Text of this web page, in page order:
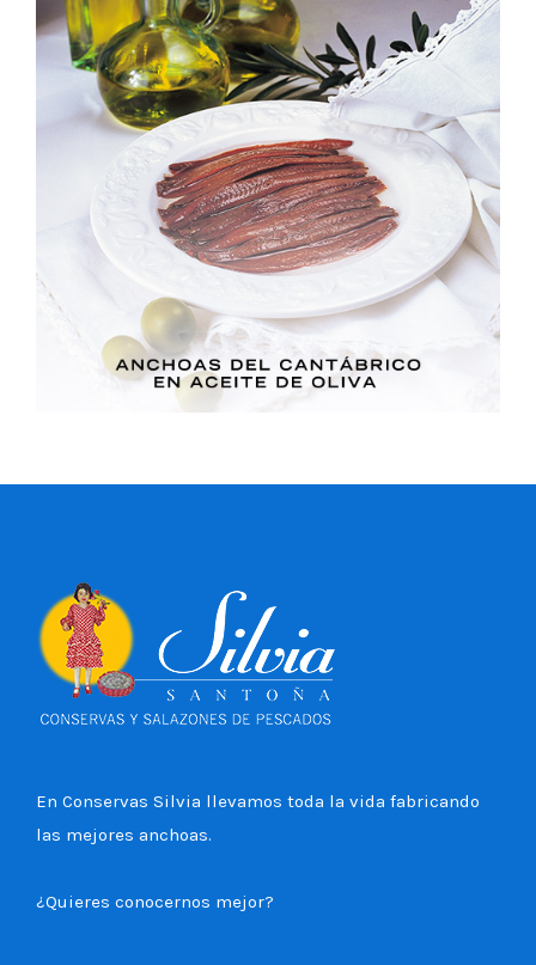
En Conservas Silvia llevamos toda la vida fabricando
las mejores anchoas.
¿Quieres conocernos mejor?